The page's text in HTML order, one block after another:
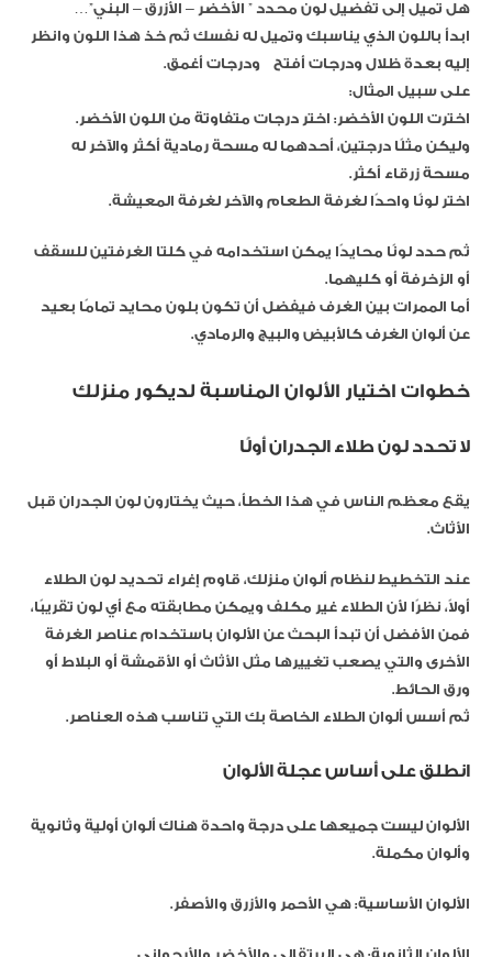
هل تميل إلى تفضيل لون محدد ” الأخضر – الأزرق – البني”…
ابدأ باللون الذي يناسبك وتميل له نفسك ثم خذ هذا اللون وانظر
إليه بعدة ظلال ودرجات أفتح ودرجات أغمق.
على سبيل المثال:
اخترت اللون الأخضر: اختر درجات متفاوتة من اللون الأخضر.
وليكن مثلًا درجتين، أحدهما له مسحة رمادية أكثر والآخر له
مسحة زرقاء أكثر.
اختر لونًا واحدًا لغرفة الطعام والآخر لغرفة المعيشة.
ثم حدد لونًا محايدًا يمكن استخدامه في كلتا الغرفتين للسقف
أو الزخرفة أو كليهما.
أما الممرات بين الغرف فيفضل أن تكون بلون محايد تمامًا بعيد
عن ألوان الغرف كالأبيض والبيج والرمادي.
خطوات اختيار الألوان المناسبة لديكور منزلك
لا تحدد لون طلاء الجدران أولًا
يقع معظم الناس في هذا الخطأ، حيث يختارون لون الجدران قبل
الأثاث.
عند التخطيط لنظام ألوان منزلك، قاوم إغراء تحديد لون الطلاء
أولاً، نظرًا لأن الطلاء غير مكلف ويمكن مطابقته مع أي لون تقريبًا،
فمن الأفضل أن تبدأ البحث عن الألوان باستخدام عناصر الغرفة
الأخرى والتي يصعب تغييرها مثل الأثاث أو الأقمشة أو البلاط أو
ورق الحائط.
ثم أسس ألوان الطلاء الخاصة بك التي تناسب هذه العناصر.
انطلق على أساس عجلة الألوان
الألوان ليست جميعها على درجة واحدة هناك ألوان أولية وثانوية
وألوان مكملة.
الألوان الأساسية: هي الأحمر والأزرق والأصفر.